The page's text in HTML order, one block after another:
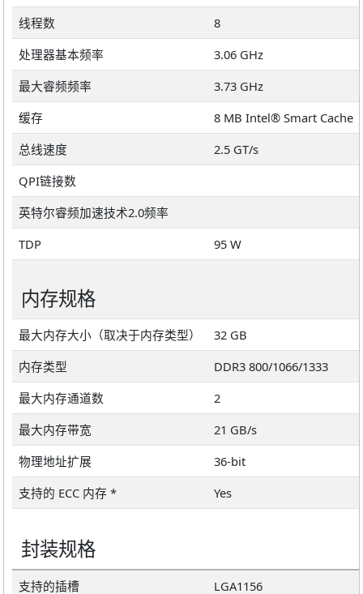
线程数
8
处理器基本频率
3.06 GHz
最大睿频频率
3.73 GHz
缓存
8 MB Intel® Smart Cache
总线速度
2.5 GT/s
QPI链接数
英特尔睿频加速技术2.0频率
TDP
95 W
内存规格
最大内存大小（取决于内存类型）
32 GB
内存类型
DDR3 800/1066/1333
最大内存通道数
2
最大内存带宽
21 GB/s
物理地址扩展
36-bit
支持的 ECC 内存 *
Yes
封装规格
支持的插槽
LGA1156